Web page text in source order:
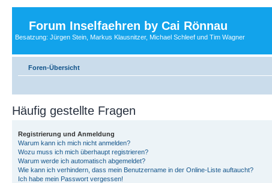
Forum Inselfaehren by Cai Rönnau
Besatzung: Jürgen Stein, Markus Klausnitzer, Michael Schleef und Tim Wagner
Foren-Übersicht
Häufig gestellte Fragen
Registrierung und Anmeldung
Warum kann ich mich nicht anmelden?
Wozu muss ich mich überhaupt registrieren?
Warum werde ich automatisch abgemeldet?
Wie kann ich verhindern, dass mein Benutzername in der Online-Liste auftaucht?
Ich habe mein Passwort vergessen!